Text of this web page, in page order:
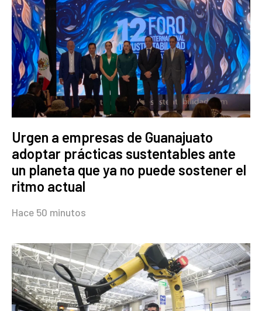
Urgen a empresas de Guanajuato
adoptar prácticas sustentables ante
un planeta que ya no puede sostener el
ritmo actual
Hace 50 minutos